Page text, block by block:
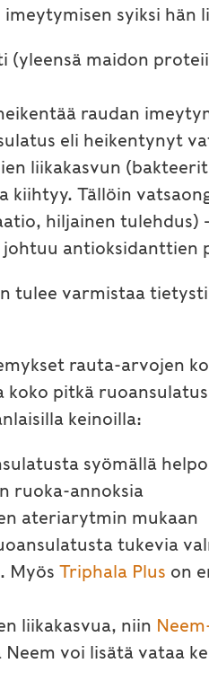
syiksi hän
(yleensä maidon
raudan
eli heikentynyt
liikakasvun
kiihtyy. Tällöin
hiljainen
johtuu antioksidanttien
tulee varmistaa
rauta-arvojen
koko pitkä
keinoilla:
syömällä
ruoka-annoksia
ateriarytmin mukaan
tukevia
Myös Triphala Plus on
liikakasvua, niin
voi lisätä vataa